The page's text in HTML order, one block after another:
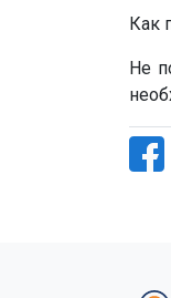
Как
Не